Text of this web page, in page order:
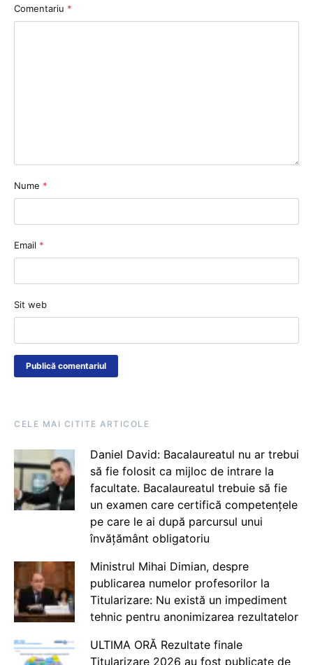
Comentariu *
Nume *
Email *
Sit web
CELE MAI CITITE ARTICOLE
Daniel David: Bacalaureatul nu ar trebui
să fie folosit ca mijloc de intrare la
facultate. Bacalaureatul trebuie să fie
un examen care certifică competențele
pe care le ai după parcursul unui
învățământ obligatoriu
Ministrul Mihai Dimian, despre
publicarea numelor profesorilor la
Titularizare: Nu există un impediment
tehnic pentru anonimizarea rezultatelor
ULTIMA ORĂ Rezultate finale
Titularizare 2026 au fost publicate de